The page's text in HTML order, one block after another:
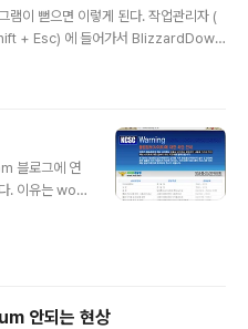
이 뻗으면 이렇게 된다. 작업관리자 (
+ Esc) 에 들어가서 BlizzardDow
래프트2가 설치된 경로 (보통 C:\Progr
의하면 된다. ( http://kr.blizzard.com/su
)
블로그에 연
. 이유는 wor
의 서
는 사실이었
안되는 현상